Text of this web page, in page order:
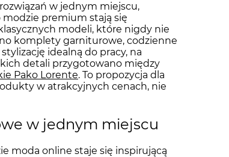
w jednym miejscu,
premium stają się
modeli, które nigdy nie
komplety garniturowe, codzienne
idealną do pracy, na
detali przygotowano między
Pako Lorente. To propozycja dla
w atrakcyjnych cenach, nie
w jednym miejscu
moda online staje się inspirującą